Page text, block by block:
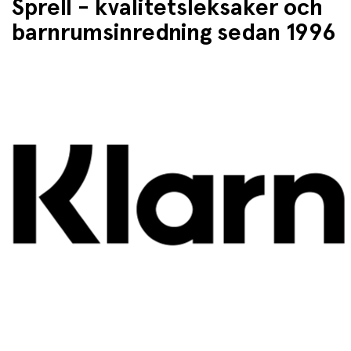
Sprell - kvalitetsleksaker och
barnrumsinredning sedan 1996